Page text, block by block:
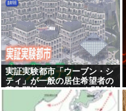
実証実験都市「ウーブン・シ
ティ」が一般の居住希望者の
募集開始 すでにトヨタ関係者
が居住 静岡裾野市